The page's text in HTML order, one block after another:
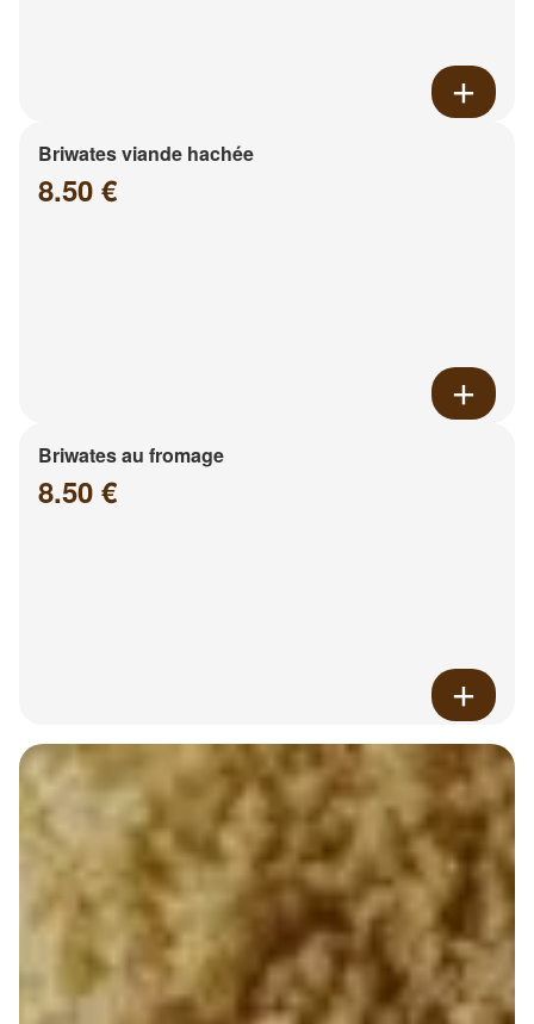
Briwates viande hachée
8.50 €
Briwates au fromage
8.50 €